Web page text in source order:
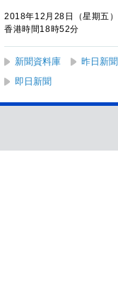
2018年12月28日（星期五）
香港時間18時52分
新聞資料庫 昨日新聞
即日新聞